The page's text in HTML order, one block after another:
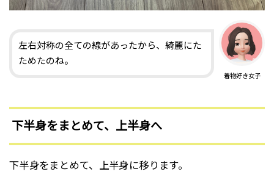
着物好き女子
左右対称の全ての線があったから、綺麗にた
ためたのね。
下半身をまとめて、上半身へ
下半身をまとめて、上半身に移ります。